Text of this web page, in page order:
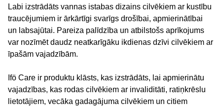
Labi izstrādāts vannas istabas dizains cilvēkiem ar kustību
traucējumiem ir ārkārtīgi svarīgs drošībai, apmierinātībai
un labsajūtai. Pareiza palīdzība un atbilstošs aprīkojums
var nozīmēt daudz neatkarīgāku ikdienas dzīvi cilvēkiem ar
īpašām vajadzībām.
Ifö Care ir produktu klāsts, kas izstrādāts, lai apmierinātu
vajadzības, kas rodas cilvēkiem ar invaliditāti, ratiņkrēslu
lietotājiem, vecāka gadagājuma cilvēkiem un citiem